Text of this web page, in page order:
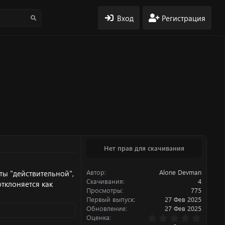
Вход Регистрация
"действительной",
как
Нет прав для скачивания
Автор
Alone Devman
Скачивания
4
Просмотры
775
Первый выпуск
27 Фев 2025
Обновление
27 Фев 2025
Оценка